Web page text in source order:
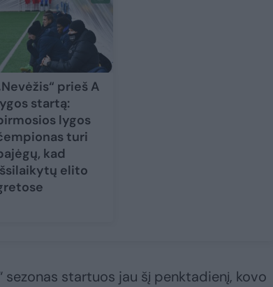
prieš A
startą:
lygos
turi
kad
elito
sezonas startuos jau šį penktadienį, kovo